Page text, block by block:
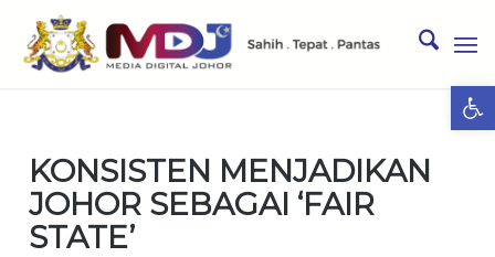
KONSISTEN MENJADIKAN
JOHOR SEBAGAI ‘FAIR
STATE’